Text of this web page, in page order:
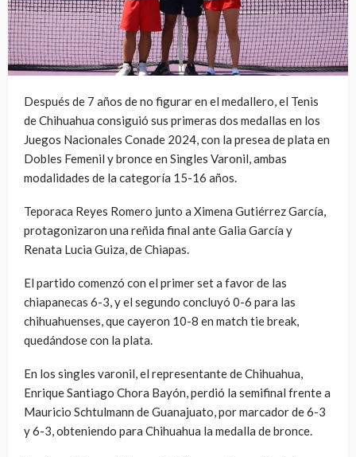
Después de 7 años de no figurar en el medallero, el Tenis
de Chihuahua consiguió sus primeras dos medallas en los
Juegos Nacionales Conade 2024, con la presea de plata en
Dobles Femenil y bronce en Singles Varonil, ambas
modalidades de la categoría 15-16 años.
Teporaca Reyes Romero junto a Ximena Gutiérrez García,
protagonizaron una reñida final ante Galia García y
Renata Lucia Guiza, de Chiapas.
El partido comenzó con el primer set a favor de las
chiapanecas 6-3, y el segundo concluyó 0-6 para las
chihuahuenses, que cayeron 10-8 en match tie break,
quedándose con la plata.
En los singles varonil, el representante de Chihuahua,
Enrique Santiago Chora Bayón, perdió la semifinal frente a
Mauricio Schtulmann de Guanajuato, por marcador de 6-3
y 6-3, obteniendo para Chihuahua la medalla de bronce.